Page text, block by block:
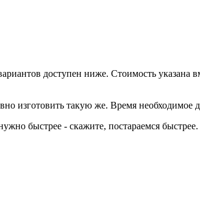
доступен ниже. Стоимость указана
такую же. Время необходимое
быстрее - скажите, постараемся быстрее.